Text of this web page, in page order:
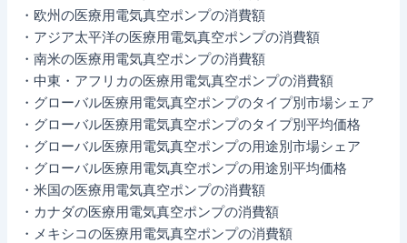
・欧州の医療用電気真空ポンプの消費額
・アジア太平洋の医療用電気真空ポンプの消費額
・南米の医療用電気真空ポンプの消費額
・中東・アフリカの医療用電気真空ポンプの消費額
・グローバル医療用電気真空ポンプのタイプ別市場シェア
・グローバル医療用電気真空ポンプのタイプ別平均価格
・グローバル医療用電気真空ポンプの用途別市場シェア
・グローバル医療用電気真空ポンプの用途別平均価格
・米国の医療用電気真空ポンプの消費額
・カナダの医療用電気真空ポンプの消費額
・メキシコの医療用電気真空ポンプの消費額